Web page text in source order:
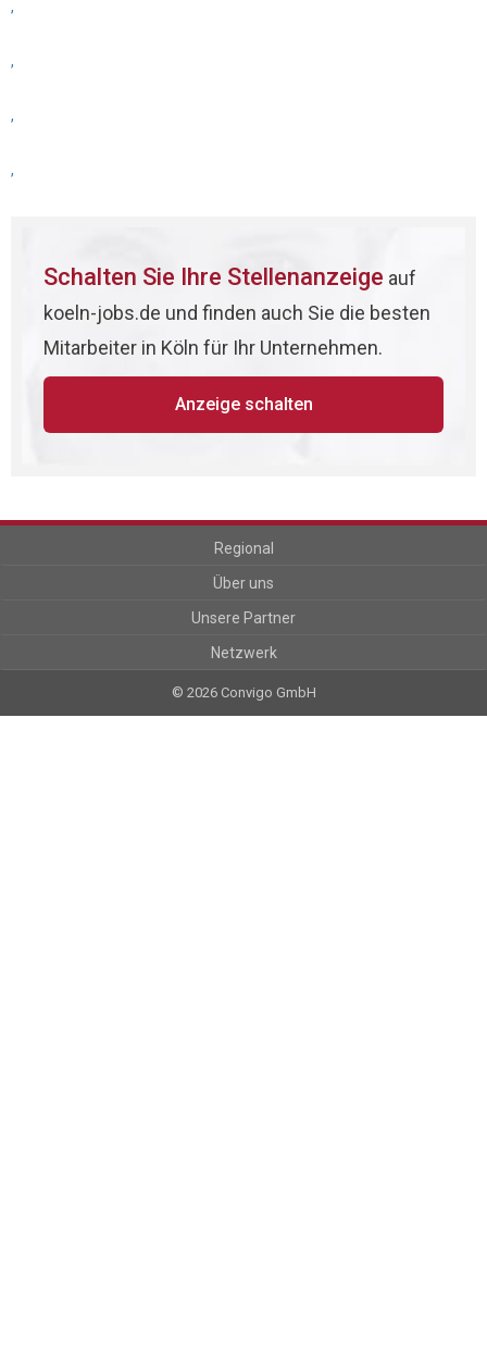
,
,
,
,
Schalten Sie Ihre Stellenanzeige auf
koeln-jobs.de und finden auch Sie die besten
Mitarbeiter in Köln für Ihr Unternehmen.
Anzeige schalten
Regional
Über uns
Unsere Partner
Netzwerk
© 2026 Convigo GmbH